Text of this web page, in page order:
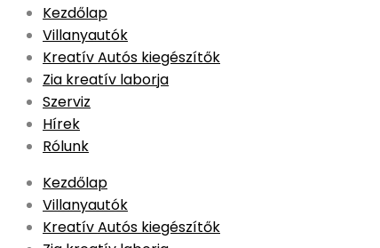
Skip
content
Kezdőlap
Villanyautók
Kreatív Autós kiegészítők
Zia kreatív laborja
Szerviz
Hírek
Rólunk
Kezdőlap
Villanyautók
Kreatív Autós kiegészítők